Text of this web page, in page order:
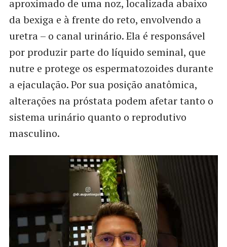
aproximado de uma noz, localizada abaixo
da bexiga e à frente do reto, envolvendo a
uretra – o canal urinário. Ela é responsável
por produzir parte do líquido seminal, que
nutre e protege os espermatozoides durante
a ejaculação. Por sua posição anatômica,
alterações na próstata podem afetar tanto o
sistema urinário quanto o reprodutivo
masculino.